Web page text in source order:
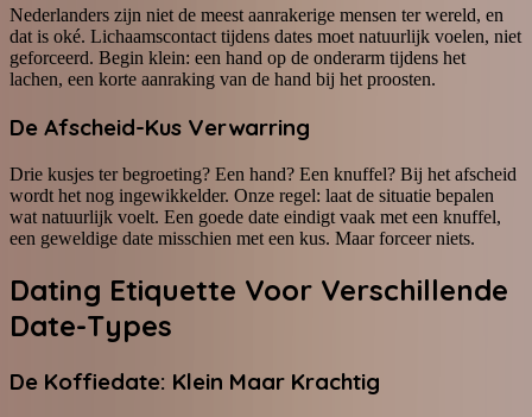
Nederlanders zijn niet de meest aanrakerige mensen ter wereld, en
dat is oké. Lichaamscontact tijdens dates moet natuurlijk voelen, niet
geforceerd. Begin klein: een hand op de onderarm tijdens het
lachen, een korte aanraking van de hand bij het proosten.
De Afscheid-Kus Verwarring
Drie kusjes ter begroeting? Een hand? Een knuffel? Bij het afscheid
wordt het nog ingewikkelder. Onze regel: laat de situatie bepalen
wat natuurlijk voelt. Een goede date eindigt vaak met een knuffel,
een geweldige date misschien met een kus. Maar forceer niets.
Dating Etiquette Voor Verschillende
Date-Types
De Koffiedate: Klein Maar Krachtig